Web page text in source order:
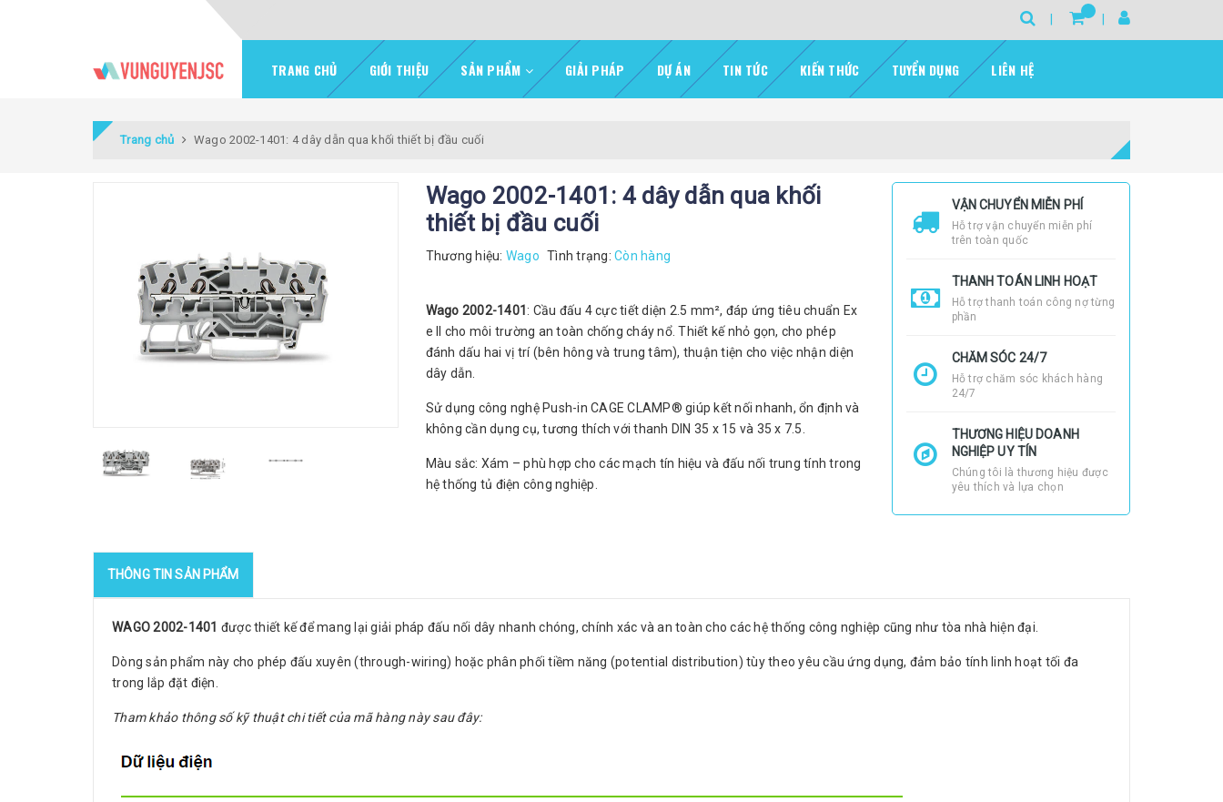
TRANG CHỦ GIỚI THIỆU SẢN PHẨM GIẢI PHÁP DỰ ÁN TIN TỨC KIẾN THỨC TUYỂN DỤNG LIÊN HỆ
Trang chủ Wago 2002-1401: 4 dây dẫn qua khối thiết bị đầu cuối
Wago 2002-1401: 4 dây dẫn qua khối
thiết bị đầu cuối
Thương hiệu: Wago Tình trạng:Còn hàng
Wago 2002-1401 : Cầu đấu 4 cực tiết diện 2.5 mm², đáp ứng tiêu chuẩn Ex
e II cho môi trường an toàn chống cháy nổ. Thiết kế nhỏ gọn, cho phép
đánh dấu hai vị trí (bên hông và trung tâm), thuận tiện cho việc nhận diện
dây dẫn.
Sử dụng công nghệ Push-in CAGE CLAMP® giúp kết nối nhanh, ổn định và
không cần dụng cụ, tương thích với thanh DIN 35 x 15 và 35 x 7.5.
Màu sắc: Xám – phù hợp cho các mạch tín hiệu và đấu nối trung tính trong
hệ thống tủ điện công nghiệp.
VẬN CHUYỂN MIỄN PHÍ
Hỗ trợ vận chuyển miễn phí
trên toàn quốc
THANH TOÁN LINH HOẠT
Hỗ trợ thanh toán công nợ từng
phần
CHĂM SÓC 24/7
Hỗ trợ chăm sóc khách hàng
24/7
THƯƠNG HIỆU DOANH
NGHIỆP UY TÍN
Chúng tôi là thương hiệu được
yêu thích và lựa chọn
THÔNG TIN SẢN PHẨM
WAGO 2002-1401 được thiết kế để mang lại giải pháp đấu nối dây nhanh chóng, chính xác và an toàn cho các hệ thống công nghiệp cũng như tòa nhà hiện đại.
Dòng sản phẩm này cho phép đấu xuyên (through-wiring) hoặc phân phối tiềm năng (potential distribution) tùy theo yêu cầu ứng dụng, đảm bảo tính linh hoạt tối đa
trong lắp đặt điện.
Tham khảo thông số kỹ thuật chi tiết của mã hàng này sau đây: